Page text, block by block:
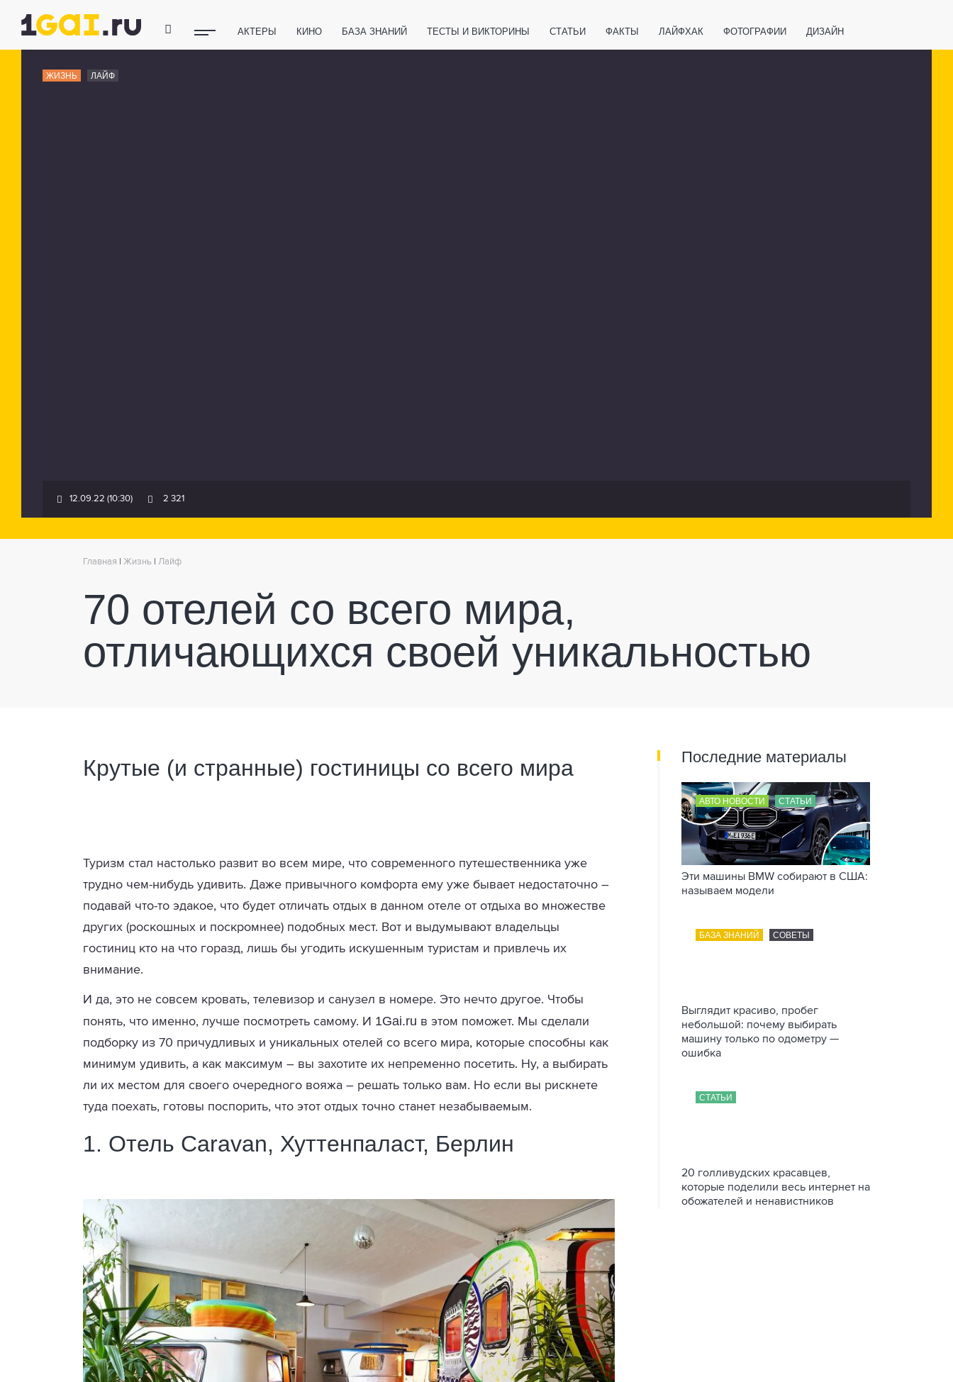
АКТЕРЫ КИНО БАЗА ЗНАНИЙ ТЕСТЫ И ВИКТОРИНЫ СТАТЬИ ФАКТЫ ЛАЙФХАК ФОТОГРАФИИ ДИЗАЙН
ЖИЗНЬ ЛАЙФ
12.09.22 (10:30) 2 321
Главная Жизнь Лайф
70 отелей со всего мира,
отличающихся своей уникальностью
Крутые (и странные) гостиницы со всего мира
Туризм стал настолько развит во всем мире, что современного путешественника уже
трудно чем-нибудь удивить. Даже привычного комфорта ему уже бывает недостаточно –
подавай что-то эдакое, что будет отличать отдых в данном отеле от отдыха во множестве
других (роскошных и поскромнее) подобных мест. Вот и выдумывают владельцы
гостиниц кто на что горазд, лишь бы угодить искушенным туристам и привлечь их
внимание.
И да, это не совсем кровать, телевизор и санузел в номере. Это нечто другое. Чтобы
понять, что именно, лучше посмотреть самому. И 1Gai.ru в этом поможет. Мы сделали
подборку из 70 причудливых и уникальных отелей со всего мира, которые способны как
минимум удивить, а как максимум – вы захотите их непременно посетить. Ну, а выбирать
ли их местом для своего очередного вояжа – решать только вам. Но если вы рискнете
туда поехать, готовы поспорить, что этот отдых точно станет незабываемым.
1. Отель Caravan, Хуттенпаласт, Берлин
Последние материалы
АВТО НОВОСТИ СТАТЬИ
Эти машины BMW собирают в США:
называем модели
БАЗА ЗНАНИЙ СОВЕТЫ
Выглядит красиво, пробег
небольшой: почему выбирать
машину только по одометру —
ошибка
СТАТЬИ
20 голливудских красавцев,
которые поделили весь интернет на
обожателей и ненавистников